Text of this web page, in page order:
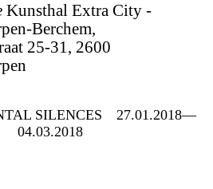
Kunsthal Extra City -
Berchem,
25-31, 2600
SILENCES 27.01.2018—
04.03.2018